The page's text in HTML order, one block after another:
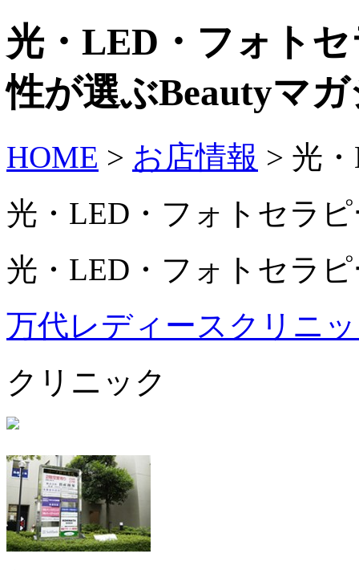
光・LED・フォト
性が選ぶBeautyマ
HOME > お店情報 > 光
光・LED・フォトセラ
光・LED・フォトセラ
万代レディースクリニ
クリニック